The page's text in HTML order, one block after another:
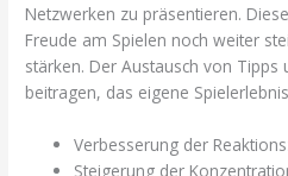
Netzwerken zu präsentieren.
Freude am Spielen noch weiter
stärken. Der Austausch von Tipps
beitragen, das eigene
Verbesserung der
Steigerung der